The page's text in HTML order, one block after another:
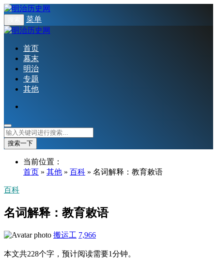
菜单
首页
幕末
明治
专题
其他
搜索一下
当前位置：
首页 » 其他 » 百科 » 名词解释：教育敕语
百科
名词解释：教育敕语
搬运工 7,966
本文共228个字，预计阅读需要1分钟。